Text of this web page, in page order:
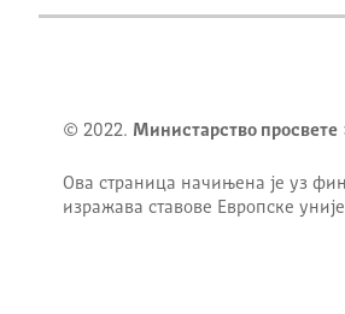
© 2022. Министарство просвете
Ова страница начињена је уз
изражава ставове Европске